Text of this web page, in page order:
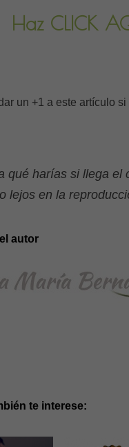
Haz CLICK
un +1 a este artículo
qué harías si llega el
lejos en la
autor
te interese: